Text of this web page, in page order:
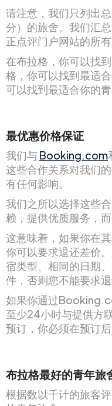
请注意，我们只列出
分）的旅舍。我们汇
正点评门户网站的所有
在布拉格，你可以找
格，你可以找到最适
可以找到最适合你的青
最优惠价格保证
我们与Booking.com
这些合作关系对我们
有任何影响。
我们之所以选择这些
赖，提供优质服务，
这意味着，如果你在
你可以要求退还差价
宿类型、相同的日期
件，否则您不能要求退
如果你通过
至少24小时与提供方
预订，你必须在预订
布拉格最好的青年旅
根据数以千计的旅客